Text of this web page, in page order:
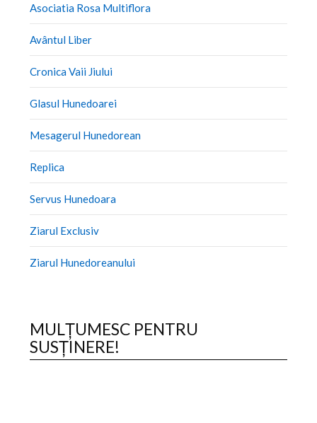
Asociatia Rosa Multiflora
Avântul Liber
Cronica Vaii Jiului
Glasul Hunedoarei
Mesagerul Hunedorean
Replica
Servus Hunedoara
Ziarul Exclusiv
Ziarul Hunedoreanului
MULȚUMESC PENTRU
SUSȚINERE!